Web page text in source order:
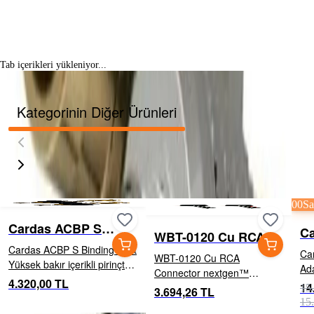
Tab içerikleri yükleniyor...
Kategorinin Diğer Ürünleri
Cardas ACBP S
Binding Post
Cardas ACBP S Binding Post
Yüksek bakır içerikli pirinçten
üretilmiş kısa bağlantı
terminali (binding post).
4.320,00 TL
WBT-0120 Cu RCA
Connector
WBT-0120 Cu RCA
Connector nextgen™
serisinden Copper WBT-
0120 açılı RCA konnektör.
3.694,26 TL
00Sa